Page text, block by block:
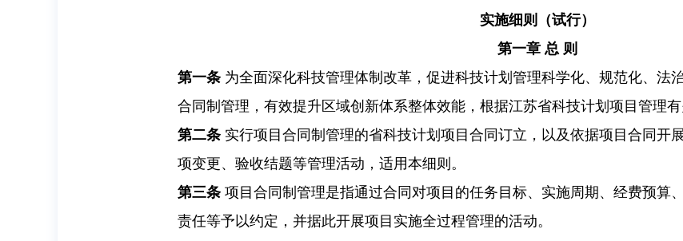
实施细则（试行）
第一章 总 则
第一条 为全面深化科技管理体制改革，促进科技计划管理科学化、规范化、法
合同制管理，有效提升区域创新体系整体效能，根据江苏省科技计划项目管理有
第二条 实行项目合同制管理的省科技计划项目合同订立，以及依据项目合同开
项变更、验收结题等管理活动，适用本细则。
第三条 项目合同制管理是指通过合同对项目的任务目标、实施周期、经费预算
责任等予以约定，并据此开展项目实施全过程管理的活动。